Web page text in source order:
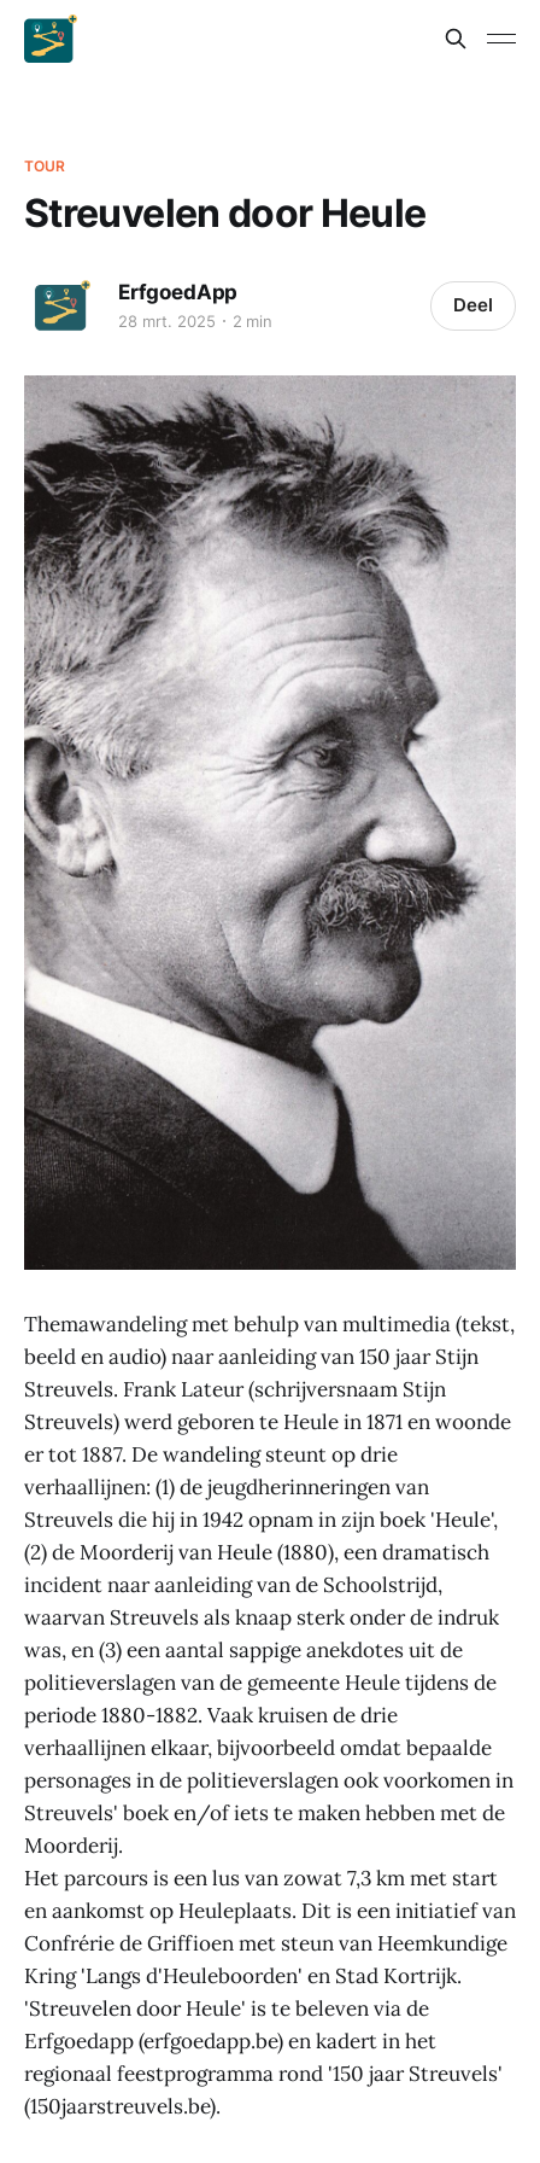
TOUR
Streuvelen door Heule
ErfgoedApp
28 mrt. 2025 2 min
Deel
Themawandeling met behulp van multimedia (tekst,
beeld en audio) naar aanleiding van 150 jaar Stijn
Streuvels. Frank Lateur (schrijversnaam Stijn
Streuvels) werd geboren te Heule in 1871 en woonde
er tot 1887. De wandeling steunt op drie
verhaallijnen: (1) de jeugdherinneringen van
Streuvels die hij in 1942 opnam in zijn boek 'Heule',
(2) de Moorderij van Heule (1880), een dramatisch
incident naar aanleiding van de Schoolstrijd,
waarvan Streuvels als knaap sterk onder de indruk
was, en (3) een aantal sappige anekdotes uit de
politieverslagen van de gemeente Heule tijdens de
periode 1880-1882. Vaak kruisen de drie
verhaallijnen elkaar, bijvoorbeeld omdat bepaalde
personages in de politieverslagen ook voorkomen in
Streuvels' boek en/of iets te maken hebben met de
Moorderij.
Het parcours is een lus van zowat 7,3 km met start
en aankomst op Heuleplaats. Dit is een initiatief van
Confrérie de Griffioen met steun van Heemkundige
Kring 'Langs d'Heuleboorden' en Stad Kortrijk.
'Streuvelen door Heule' is te beleven via de
Erfgoedapp (erfgoedapp.be) en kadert in het
regionaal feestprogramma rond '150 jaar Streuvels'
(150jaarstreuvels.be).